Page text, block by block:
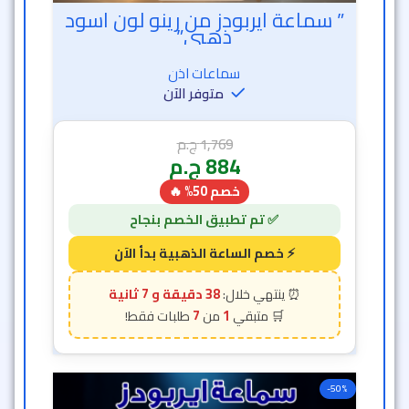
” سماعة ايربودز من رينو لون اسود
ذهبي”
سماعات اذن
متوفر الآن
1,769ج.م
884ج.م
خصم 50% 🔥
38 دقيقة و 5 ثانية
1
7
-50%